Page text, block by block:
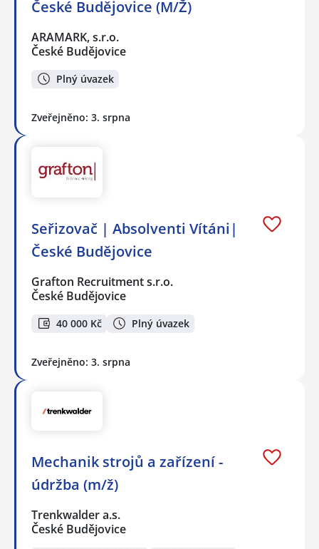
České Budějovice (M/Ž)
ARAMARK, s.r.o.
České Budějovice
Plný úvazek
Zveřejněno: 3. srpna
Seřizovač | Absolventi Vítáni|
České Budějovice
Grafton Recruitment s.r.o.
České Budějovice
40 000 Kč Plný úvazek
Zveřejněno: 3. srpna
Mechanik strojů a zařízení -
údržba (m/ž)
Trenkwalder a.s.
České Budějovice